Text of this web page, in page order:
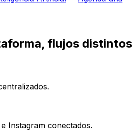
flujos distintos
Instagram conectados.